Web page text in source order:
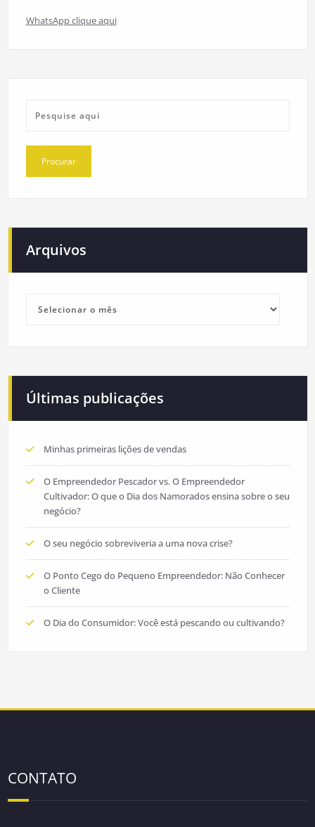
WhatsApp clique aqui
Arquivos
Últimas publicações
Minhas primeiras lições de vendas
O Empreendedor Pescador vs. O Empreendedor
Cultivador: O que o Dia dos Namorados ensina sobre o seu
negócio?
O seu negócio sobreviveria a uma nova crise?
O Ponto Cego do Pequeno Empreendedor: Não Conhecer
o Cliente
O Dia do Consumidor: Você está pescando ou cultivando?
CONTATO